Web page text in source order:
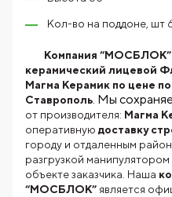
Кол-во на поддоне, шт
Компания “МОСБЛОК”
керамический лицевой
Магма Керамик по цене
Ставрополь. Мы
от производителя: Магма
оперативную доставку
городу и отдаленным
разгрузкой
объекте заказчика. Наша
“МОСБЛОК” является